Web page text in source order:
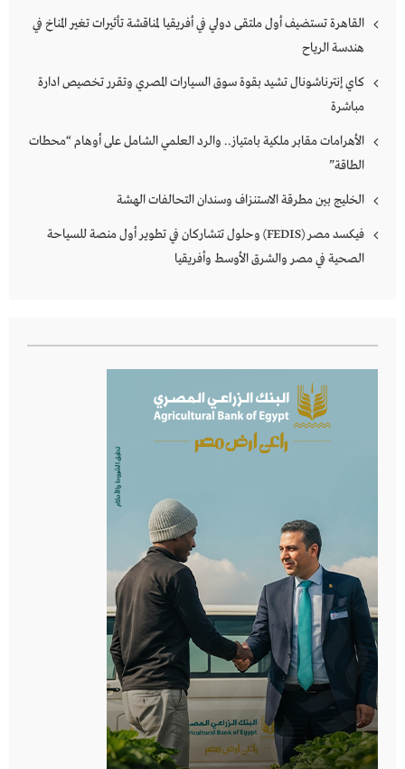
القاهرة تستضيف أول ملتقى دولي في أفريقيا لمناقشة تأثيرات تغير المناخ في
هندسة الرياح
كاي إنترناشونال تشيد بقوة سوق السيارات المصري وتقرر تخصيص ادارة
مباشرة
الأهرامات مقابر ملكية بامتياز.. والرد العلمي الشامل على أوهام “محطات
الطاقة”
الخليج بين مطرقة الاستنزاف وسندان التحالفات الهشة
فيكسد مصر (FEDIS) وحلول تتشاركان في تطوير أول منصة للسياحة
الصحية في مصر والشرق الأوسط وأفريقيا